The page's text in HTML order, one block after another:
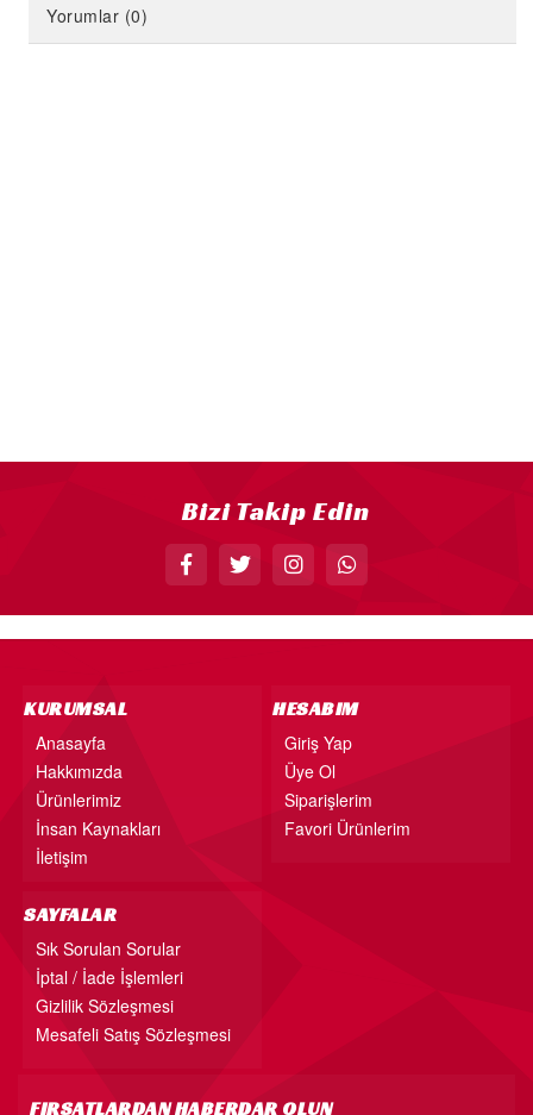
ÇİLEK PARTİ MALZEMELERİ
KELEBEK PARTİ MALZEMELERİ
EVA KÜRDAN
MİNİ PARTİ ŞAPKA
KARAKTERLİ FOLYO BALON
18” FOLYO BALON
MUM
RAKAM MUM
PLEKSİ ÜRÜNLER
Yorumlar (0)
Bizi Takip Edin
KURUMSAL
Anasayfa
Hakkımızda
Ürünlerimiz
İnsan Kaynakları
İletişim
HESABIM
Giriş Yap
Üye Ol
Siparişlerim
Favori Ürünlerim
SAYFALAR
Sık Sorulan Sorular
İptal / İade İşlemleri
Gizlilik Sözleşmesi
Mesafeli Satış Sözleşmesi
FIRSATLARDAN HABERDAR OLUN